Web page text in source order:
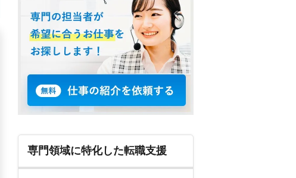
専門領域に特化した転職支援